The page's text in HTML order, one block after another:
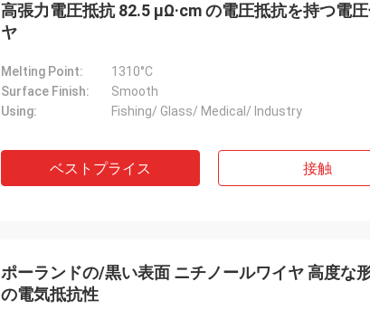
高張力電圧抵抗 82.5 μΩ·cm の電圧抵抗を持つ電
ヤ
Melting Point:
1310°C
Surface Finish:
Smooth
Using:
Fishing/ Glass/ Medical/ Industry
ベストプライス 接触
ポーランドの/黒い表面 ニチノールワイヤ 高度な
の電気抵抗性